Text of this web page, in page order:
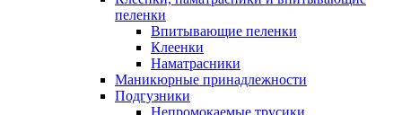
пеленки
Впитывающие пеленки
Клеенки
Наматрасники
Маникюрные принадлежности
Подгузники
Непромокаемые трусики